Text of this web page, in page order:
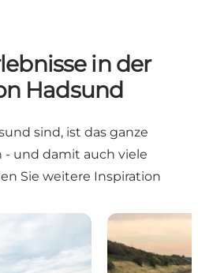
in der
Hadsund
sind, ist das ganze
- und damit auch viele
Sie weitere Inspiration
Aktiv in